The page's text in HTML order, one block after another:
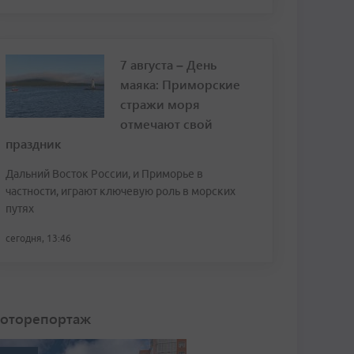
7 августа – День
маяка: Приморские
стражи моря
отмечают свой
праздник
Дальний Восток России, и Приморье в
частности, играют ключевую роль в морских
путях
сегодня, 13:46